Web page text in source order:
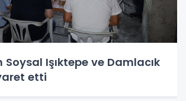
Işıktepe ve Damlacık
etti